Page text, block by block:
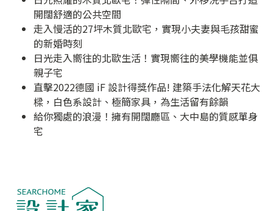
開闊舒適的公共空間
走入慢活的27坪木質北歐宅，實現小夫妻與毛孩甜蜜
的新婚時刻
日光走入嚮往的北歐生活！實現嚮往的美學機能並俱
親子宅
直擊2022德國 iF 設計得獎作品! 建築手法化解天花大
樑，白色系設計、極簡家具，為生活留有餘韻
給你獨處的浪漫！擁有開闊廳區、大中島的質感單身
宅